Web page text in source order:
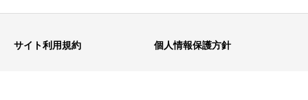
サイト利用規約 個人情報保護方針